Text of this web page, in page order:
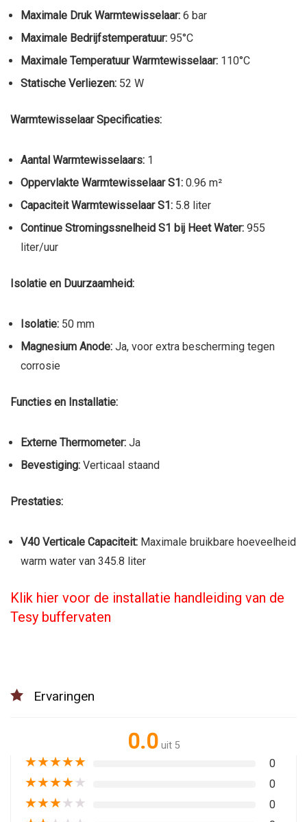
Maximale Druk Warmtewisselaar: 6 bar
Maximale Bedrijfstemperatuur: 95°C
Maximale Temperatuur Warmtewisselaar: 110°C
Statische Verliezen: 52 W
Warmtewisselaar Specificaties:
Aantal Warmtewisselaars: 1
Oppervlakte Warmtewisselaar S1: 0.96 m²
Capaciteit Warmtewisselaar S1: 5.8 liter
Continue Stromingssnelheid S1 bij Heet Water: 955
liter/uur
Isolatie en Duurzaamheid:
Isolatie: 50 mm
Magnesium Anode: Ja, voor extra bescherming tegen
corrosie
Functies en Installatie:
Externe Thermometer: Ja
Bevestiging: Verticaal staand
Prestaties:
V40 Verticale Capaciteit: Maximale bruikbare hoeveelheid
warm water van 345.8 liter
Klik hier voor de installatie handleiding van de
Tesy buffervaten
Ervaringen
0.0 uit 5
★★★★★ 0
★★★★★ 0
★★★★★ 0